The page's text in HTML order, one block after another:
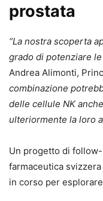
prostata
“La nostra scoperta
grado di potenziare
Andrea Alimonti,
combinazione
delle cellule NK
ulteriormente la loro
Un progetto di
farmaceutica
in corso per